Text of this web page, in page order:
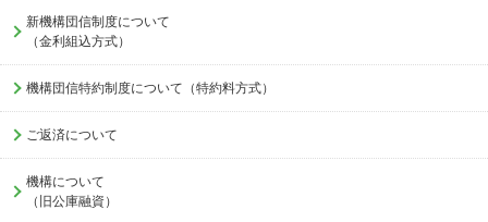
新機構団信制度について
（金利組込方式）
機構団信特約制度について（特約料方式）
ご返済について
機構について
（旧公庫融資）